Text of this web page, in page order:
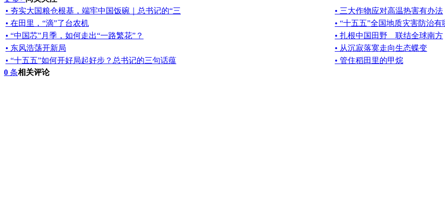
• 夯实大国粮仓根基，端牢中国饭碗｜总书记的“三
• 三大作物应对高温热害有办法
• 在田里，“滴”了台农机
• “十五五”全国地质灾害防治有
• “中国芯”月季，如何走出“一路繁花”？
• 扎根中国田野 联结全球南方
• 东风浩荡开新局
• 从沉寂落寞走向生态蝶变
• “十五五”如何开好局起好步？总书记的三句话蕴
• 管住稻田里的甲烷
0 条相关评论